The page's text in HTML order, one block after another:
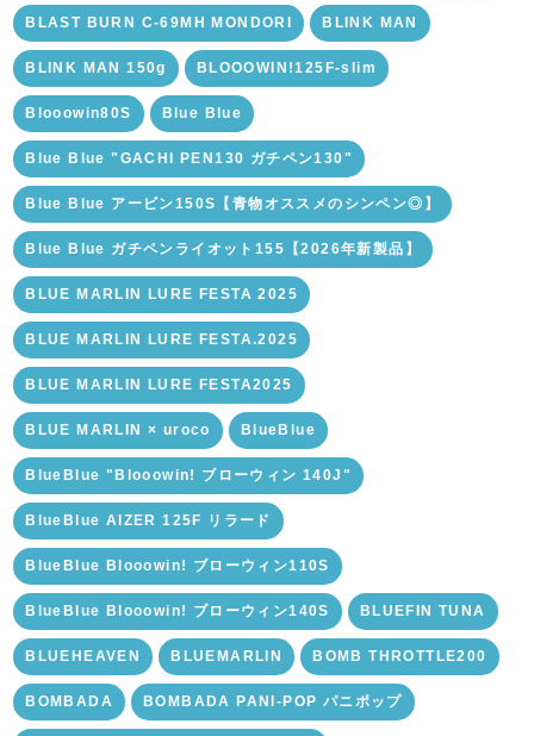
BLAST BURN C-69MH MONDORI BLINK MAN
BLINK MAN 150g BLOOOWIN!125F-slim
Blooowin80S Blue Blue
Blue Blue "GACHI PEN130 ガチペン130"
Blue Blue アービン150S【青物オススメのシンペン◎】
Blue Blue ガチペンライオット155【2026年新製品】
BLUE MARLIN LURE FESTA 2025
BLUE MARLIN LURE FESTA.2025
BLUE MARLIN LURE FESTA2025
BLUE MARLIN × uroco BlueBlue
BlueBlue "Blooowin! ブローウィン 140J"
BlueBlue AIZER 125F リラード
BlueBlue Blooowin! ブローウィン110S
BlueBlue Blooowin! ブローウィン140S BLUEFIN TUNA
BLUEHEAVEN BLUEMARLIN BOMB THROTTLE200
BOMBADA BOMBADA PANI-POP パニポップ